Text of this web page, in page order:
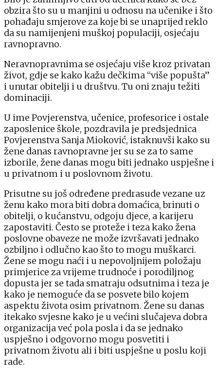
obzira što su u manjini u odnosu na učenike i što
pohađaju smjerove za koje bi se unaprijed reklo
da su namijenjeni muškoj populaciji, osjećaju
ravnopravno.
Neravnopravnima se osjećaju više kroz privatan
život, gdje se kako kažu dečkima “više popušta”
i unutar obitelji i u društvu. Tu oni znaju težiti
dominaciji.
U ime Povjerenstva, učenice, profesorice i ostale
zaposlenice škole, pozdravila je predsjednica
Povjerenstva Sanja Mioković, istaknuvši kako su
žene danas ravnopravne jer su se za to same
izborile, žene danas mogu biti jednako uspješne i
u privatnom i u poslovnom životu.
Prisutne su još određene predrasude vezane uz
ženu kako mora biti dobra domaćica, brinuti o
obitelji, o kućanstvu, odgoju djece, a karijeru
zapostaviti. Često se proteže i teza kako žena
poslovne obaveze ne može izvršavati jednako
ozbiljno i odlučno kao što to mogu muškarci.
Žene se mogu naći i u nepovoljnijem položaju
primjerice za vrijeme trudnoće i porodiljnog
dopusta jer se tada smatraju odsutnima i teza je
kako je nemoguće da se posvete bilo kojem
aspektu života osim privatnom. Žene su danas
itekako svjesne kako je u većini slučajeva dobra
organizacija već pola posla i da se jednako
uspješno i odgovorno mogu posvetiti i
privatnom životu ali i biti uspješne u poslu koji
rade.